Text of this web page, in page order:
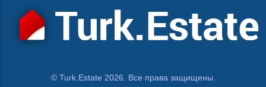
© Turk.Estate 2026. Все права защищены.